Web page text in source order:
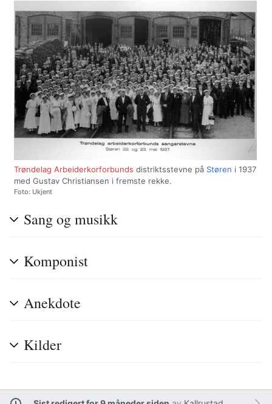
Trøndelag Arbeiderkorforbunds distriktsstevne på Støren i 1937
med Gustav Christiansen i fremste rekke.
Foto: Ukjent
Sang og musikk
Komponist
Anekdote
Kilder